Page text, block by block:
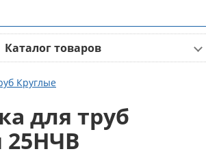
Каталог товаров
Круглые
для труб
25НЧВ